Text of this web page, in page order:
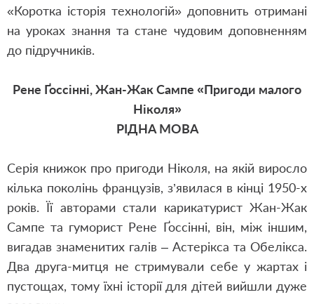
«Коротка історія технологій» доповнить отримані
на уроках знання та стане чудовим доповненням
до підручників.
Рене Ґоссінні, Жан-Жак Сампе «Пригоди малого
Ніколя»
РІДНА МОВА
Серія книжок про пригоди Ніколя, на якій виросло
кілька поколінь французів, з’явилася в кінці 1950-х
років. Її авторами стали карикатурист Жан-Жак
Сампе та гуморист Рене Ґоссінні, він, між іншим,
вигадав знаменитих галів ‒ Астерікса та Обелікса.
Два друга-митця не стримували себе у жартах і
пустощах, тому їхні історії для дітей вийшли дуже